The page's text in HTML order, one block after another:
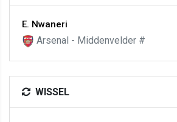
E. Nwaneri
Arsenal - Middenvelder #
WISSEL